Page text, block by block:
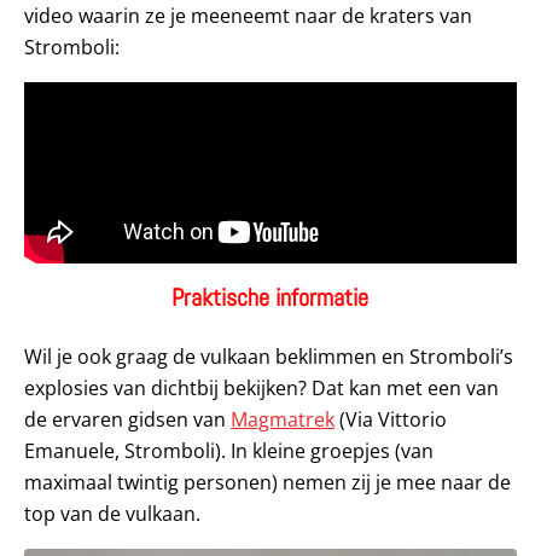
video waarin ze je meeneemt naar de kraters van
Stromboli:
Praktische informatie
Wil je ook graag de vulkaan beklimmen en Stromboli’s
explosies van dichtbij bekijken? Dat kan met een van
de ervaren gidsen van Magmatrek(Via Vittorio
Emanuele, Stromboli). In kleine groepjes (van
maximaal twintig personen) nemen zij je mee naar de
top van de vulkaan.